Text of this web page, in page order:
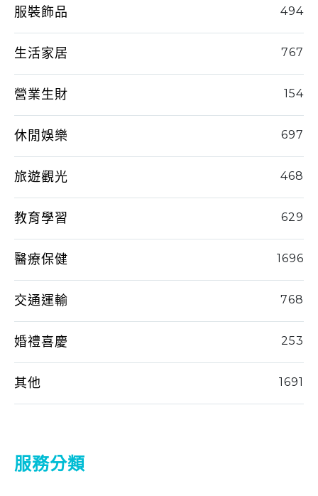
服裝飾品 494
生活家居 767
營業生財 154
休閒娛樂 697
旅遊觀光 468
教育學習 629
醫療保健 1696
交通運輸 768
婚禮喜慶 253
其他 1691
服務分類